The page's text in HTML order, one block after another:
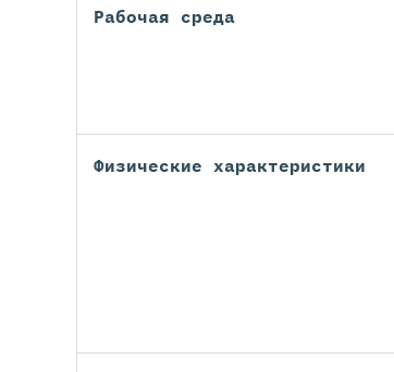
Рабочая среда
Физические характеристики